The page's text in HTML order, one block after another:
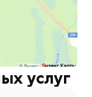
услуг